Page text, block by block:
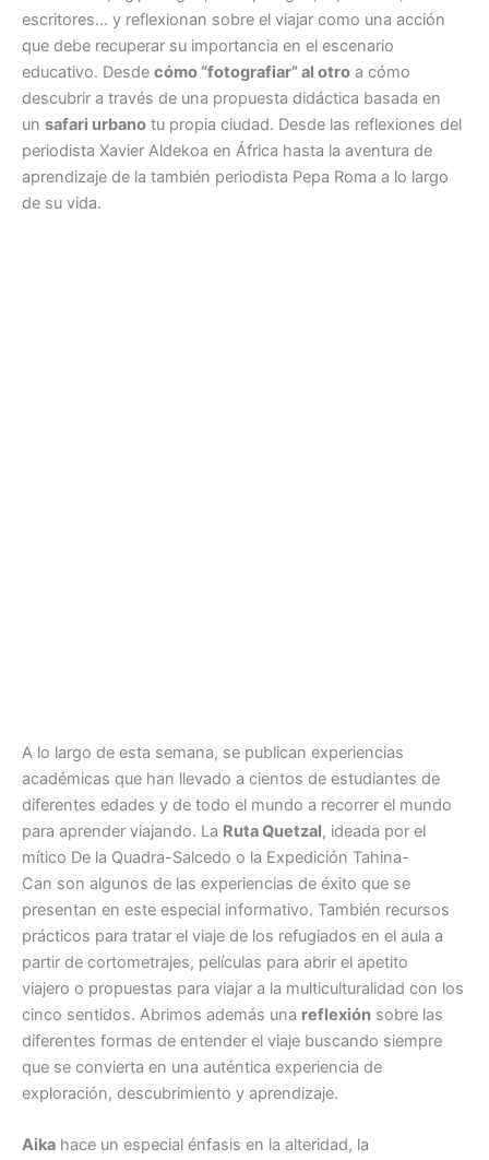
escritores… y reflexionan sobre el viajar como una acción
que debe recuperar su importancia en el escenario
educativo. Desde cómo “fotografiar” al otro a cómo
descubrir a través de una propuesta didáctica basada en
un safari urbano tu propia ciudad. Desde las reflexiones del
periodista Xavier Aldekoa en África hasta la aventura de
aprendizaje de la también periodista Pepa Roma a lo largo
de su vida.
A lo largo de esta semana, se publican experiencias
académicas que han llevado a cientos de estudiantes de
diferentes edades y de todo el mundo a recorrer el mundo
para aprender viajando. La Ruta Quetzal, ideada por el
mítico De la Quadra-Salcedo o la Expedición Tahina-
Can son algunos de las experiencias de éxito que se
presentan en este especial informativo. También recursos
prácticos para tratar el viaje de los refugiados en el aula a
partir de cortometrajes, películas para abrir el apetito
viajero o propuestas para viajar a la multiculturalidad con los
cinco sentidos. Abrimos además una reflexión sobre las
diferentes formas de entender el viaje buscando siempre
que se convierta en una auténtica experiencia de
exploración, descubrimiento y aprendizaje.
Aika hace un especial énfasis en la alteridad, la